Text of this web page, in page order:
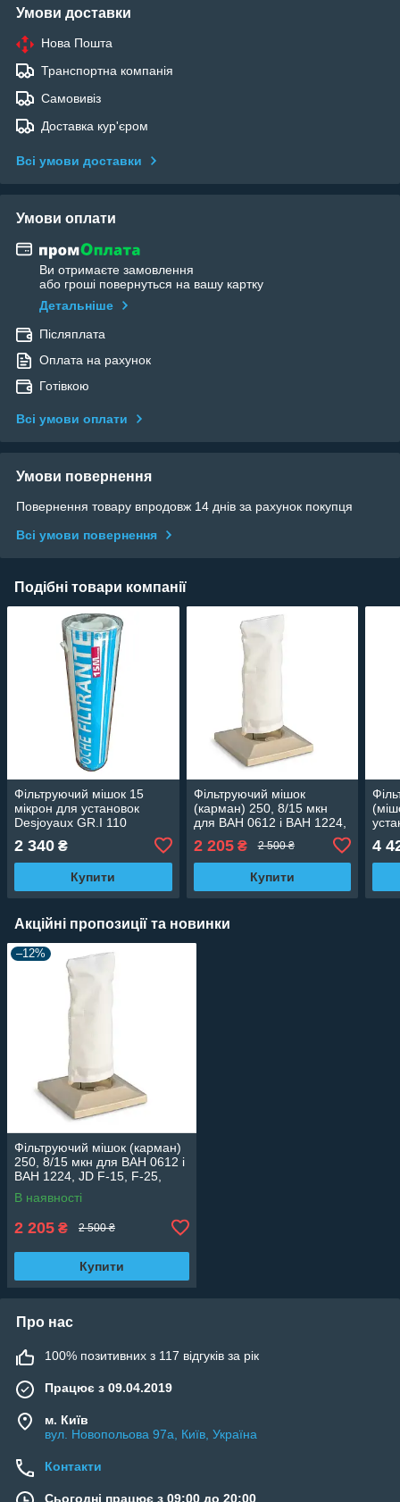
Умови доставки
Нова Пошта
Транспортна компанія
Самовивіз
Доставка кур'єром
Всі умови доставки
Умови оплати
Ви отримаєте замовлення
або гроші повернуться на вашу картку
Детальніше
Післяплата
Оплата на рахунок
Готівкою
Всі умови оплати
Умови повернення
Повернення товару впродовж 14 днів за рахунок покупця
Всі умови повернення
Подібні товари компанії
Фільтруючий мішок 15
мікрон для установок
Desjoyaux GR.I 110
2 340 ₴
Купити
Фільтруючий мішок
(карман) 250, 8/15 мкн
для ВАН 0612 і ВАН 1224,
JD F-15, F-25, GR.I 110,
GR.I 181 Desjoyaux
2 205₴ 2 500 ₴
Купити
4
Акційні пропозиції та новинки
–12%
Фільтруючий мішок (карман)
250, 8/15 мкн для ВАН 0612 і
ВАН 1224, JD F-15, F-25,
GR.I 110, GR.I 181 Desjoyaux
В наявності
2 205 ₴ 2 500 ₴
Купити
Про нас
100% позитивних з 117 відгуків за рік
Працює з 09.04.2019
м. Київ
вул. Новопольова 97а, Київ, Україна
Контакти
Сьогодні працює з 09:00 до 20:00